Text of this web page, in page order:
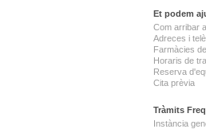
Et podem
Com arribar
Adreces i
Farmàcies
Horaris de
Reserva
Cita prèvia
Tràmits
Instància